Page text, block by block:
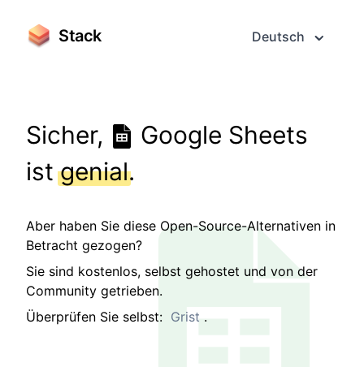
Stack Deutsch
Sicher,
Google Sheets
istgenial.
Aber haben Sie diese Open-Source-Alternativen in
Betracht gezogen?
Sie sind kostenlos, selbst gehostet und von der
Community getrieben.
Überprüfen Sie selbst: Grist .